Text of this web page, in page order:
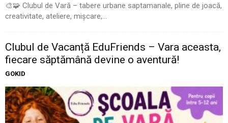
🎨🧩 Clubul de Vară – tabere urbane saptamanale, pline de joacă,
creativitate, ateliere, mișcare,...
Clubul de Vacanță EduFriends – Vara aceasta,
fiecare săptămână devine o aventură!
GOKID